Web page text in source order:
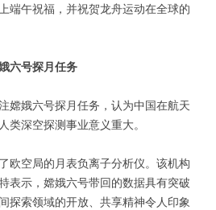
端午祝福，并祝贺龙舟运动在全球的
六号探月任务
嫦娥六号探月任务，认为中国在航天
类深空探测事业意义重大。
欧空局的月表负离子分析仪。该机构
表示，嫦娥六号带回的数据具有突破
探索领域的开放、共享精神令人印象